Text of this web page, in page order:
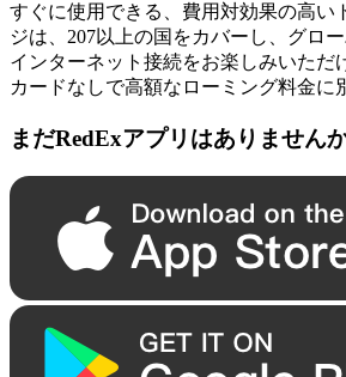
すぐに使用できる、費用対効果の高い
ジは、207以上の国をカバーし、グロ
インターネット接続をお楽しみいただ
カードなしで高額なローミング料金に
まだRedExアプリはありません